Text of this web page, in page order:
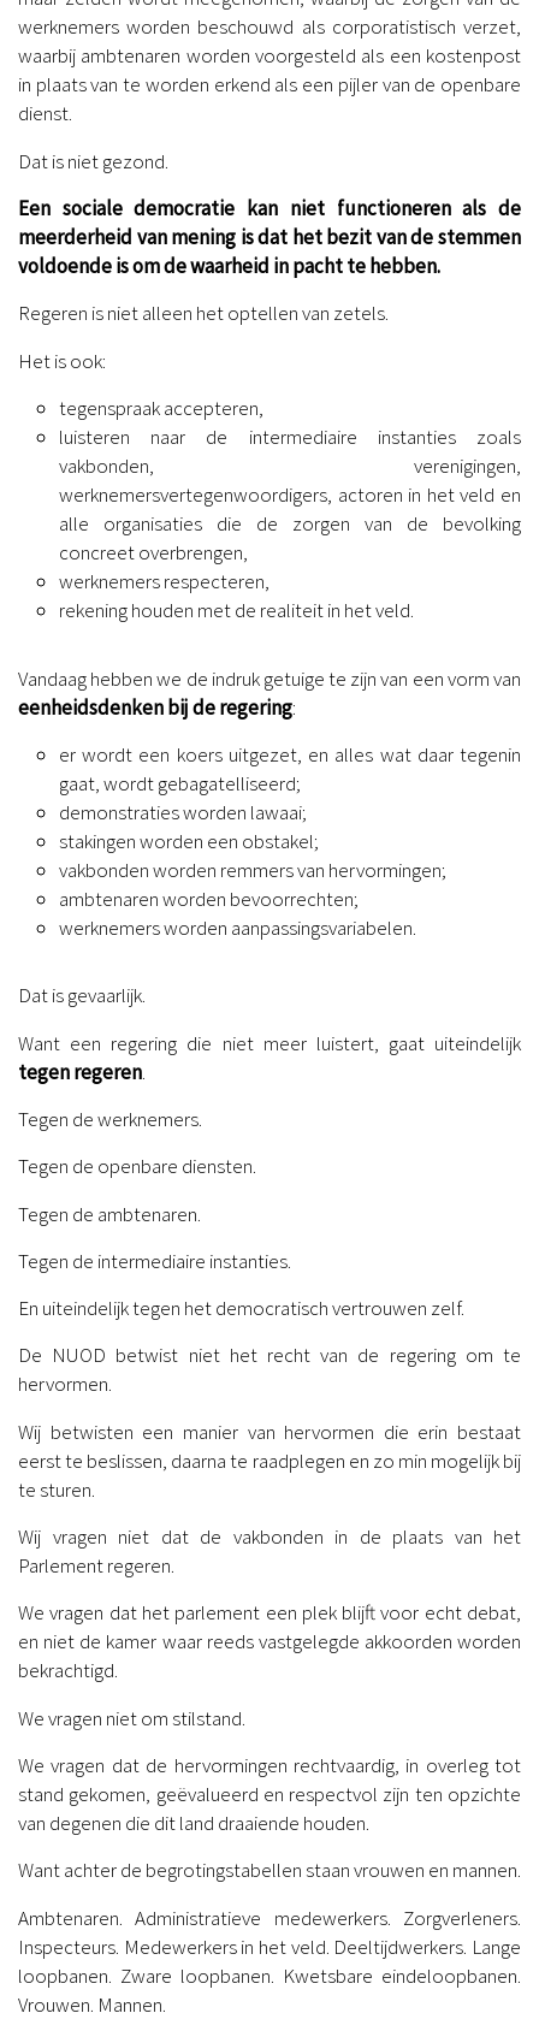
werknemers worden beschouwd als corporatistisch verzet,
waarbij ambtenaren worden voorgesteld als een kostenpost
in plaats van te worden erkend als een pijler van de openbare
dienst.
Dat is niet gezond.
Een sociale democratie kan niet functioneren als de
meerderheid van mening is dat het bezit van de stemmen
voldoende is om de waarheid in pacht te hebben.
Regeren is niet alleen het optellen van zetels.
Het is ook:
tegenspraak accepteren,
luisteren naar de intermediaire instanties zoals
vakbonden, verenigingen,
werknemersvertegenwoordigers, actoren in het veld en
alle organisaties die de zorgen van de bevolking
concreet overbrengen,
werknemers respecteren,
rekening houden met de realiteit in het veld.
Vandaag hebben we de indruk getuige te zijn van een vorm van
eenheidsdenken bij de regering:
er wordt een koers uitgezet, en alles wat daar tegenin
gaat, wordt gebagatelliseerd;
demonstraties worden lawaai;
stakingen worden een obstakel;
vakbonden worden remmers van hervormingen;
ambtenaren worden bevoorrechten;
werknemers worden aanpassingsvariabelen.
Dat is gevaarlijk.
Want een regering die niet meer luistert, gaat uiteindelijk
tegenregeren.
Tegen de werknemers.
Tegen de openbare diensten.
Tegen de ambtenaren.
Tegen de intermediaire instanties.
En uiteindelijk tegen het democratisch vertrouwen zelf.
De NUOD betwist niet het recht van de regering om te
hervormen.
Wij betwisten een manier van hervormen die erin bestaat
eerst te beslissen, daarna te raadplegen en zo min mogelijk bij
te sturen.
Wij vragen niet dat de vakbonden in de plaats van het
Parlement regeren.
We vragen dat het parlement een plek blijft voor echt debat,
en niet de kamer waar reeds vastgelegde akkoorden worden
bekrachtigd.
We vragen niet om stilstand.
We vragen dat de hervormingen rechtvaardig, in overleg tot
stand gekomen, geëvalueerd en respectvol zijn ten opzichte
van degenen die dit land draaiende houden.
Want achter de begrotingstabellen staan vrouwen en mannen.
Ambtenaren. Administratieve medewerkers. Zorgverleners.
Inspecteurs. Medewerkers in het veld. Deeltijdwerkers. Lange
loopbanen. Zware loopbanen. Kwetsbare eindeloopbanen.
Vrouwen. Mannen.